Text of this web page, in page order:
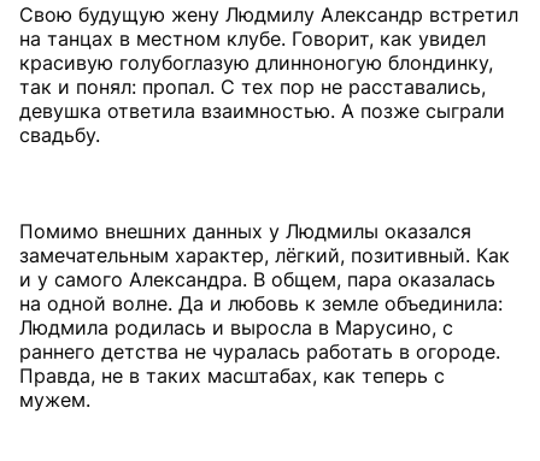
Свою будущую жену Людмилу Александр встретил
на танцах в местном клубе. Говорит, как увидел
красивую голубоглазую длинноногую блондинку,
так и понял: пропал. С тех пор не расставались,
девушка ответила взаимностью. А позже сыграли
свадьбу.
Помимо внешних данных у Людмилы оказался
замечательным характер, лёгкий, позитивный. Как
и у самого Александра. В общем, пара оказалась
на одной волне. Да и любовь к земле объединила:
Людмила родилась и выросла в Марусино, с
раннего детства не чуралась работать в огороде.
Правда, не в таких масштабах, как теперь с
мужем.